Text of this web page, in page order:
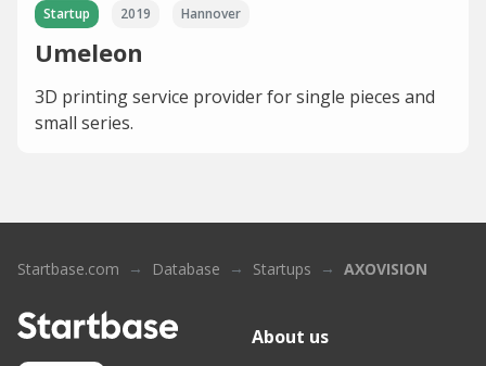
Startup 2019 Hannover
Umeleon
3D printing service provider for single pieces and
small series.
Startbase.com Database Startups AXOVISION
About us